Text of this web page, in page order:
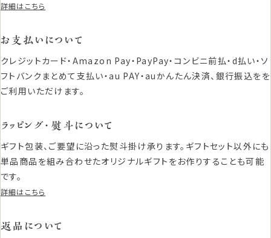
詳細はこちら
お支払いについて
クレジットカード・Amazon Pay・PayPay・コンビニ前払・d払い・ソ
フトバンクまとめて支払い・au PAY・auかんたん決済、銀行振込をを
ご利用いただけます。
ラッピング・熨斗について
ギフト包装、ご要望に沿った熨斗掛け承ります。ギフトセット以外にも
単品商品を組み合わせたオリジナルギフトをお作りすることも可能
です。
詳細はこちら
返品について